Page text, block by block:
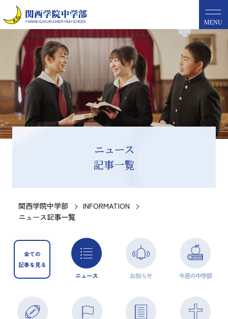
MENU
ニュース
記事一覧
関西学院中学部
INFORMATION
ニュース記事一覧
全ての
記事を見る
ニュース お知らせ 今週の中学部